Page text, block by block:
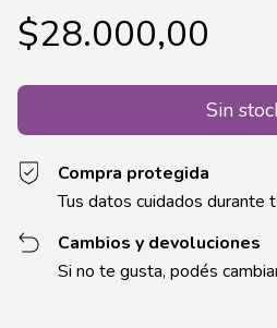
$28.000,00
Compra protegida
Tus datos cuidados durante
Cambios y devoluciones
Si no te gusta, podés